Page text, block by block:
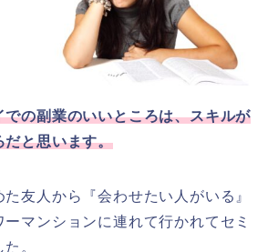
での副業のいいところは、スキルが
だと思います。
友人から『会わせたい人がいる』
マンションに連れて行かれてセミ
。